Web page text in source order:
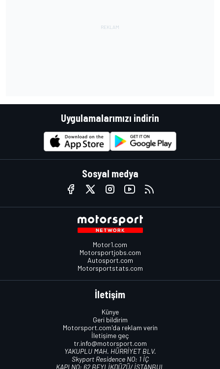
Uygulamalarımızı indirin
Sosyal medya
Motor1.com
Motorsportjobs.com
Autosport.com
Motorsportstats.com
İletişim
Künye
Geri bildirim
Motorsport.com'da reklam verin
İletişime geç
tr.info@motorsport.com
YAKUPLU MAH. HÜRRİYET BLV.
Skyport Residence NO: 1 İÇ
KAPI NO: 62 BEYLİKDÜZÜ/ İSTANBUL